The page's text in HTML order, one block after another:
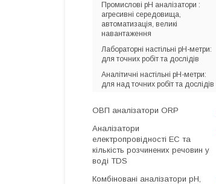
Промислові рН аналізатори :
агресивні середовища,
автоматизація, великі
навантаження
Лабораторні настільні pH-метри:
для точних робіт та дослідів
Аналітичні настільні pH-метри:
для над точних робіт та дослідів
ОВП аналізатори ORP
Аналізатори
електропровідності EC та
кількість розчинених речовин у
воді TDS
Комбіновані аналізатори pH,